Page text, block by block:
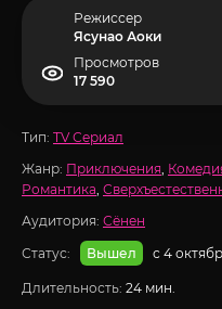
Режиссер
Ясунао Аоки
Просмотров
17 590
Тип: TV Сериал
Жанр: Приключения,
Романтика,
Аудитория: Сёнен
Статус:
Вышел с 4
Длительность: 24 мин.